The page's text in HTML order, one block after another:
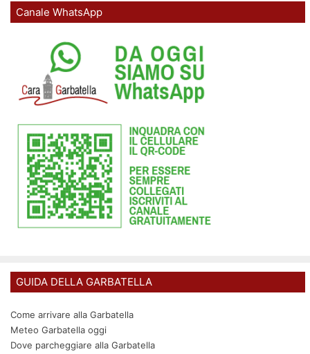
Canale WhatsApp
GUIDA DELLA GARBATELLA
Come arrivare alla Garbatella
Meteo Garbatella oggi
Dove parcheggiare alla Garbatella